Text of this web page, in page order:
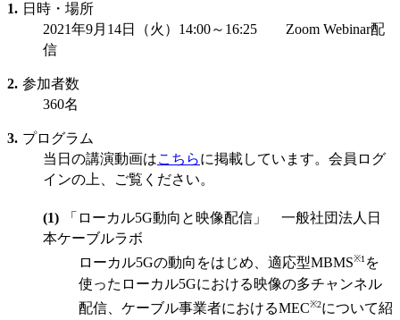
日時・場所
2021年9月14日（火）14:00～16:25 Zoom Webinar配
信
参加者数
360名
プログラム
当日の講演動画はこちらに掲載しています。会員ログ
インの上、ご覧ください。
「ローカル5G動向と映像配信」 一般社団法人日
本ケーブルラボ
ローカル5Gの動向をはじめ、適応型MBMS※1を
使ったローカル5Gにおける映像の多チャンネル
配信、ケーブル事業者におけるMEC※2について紹